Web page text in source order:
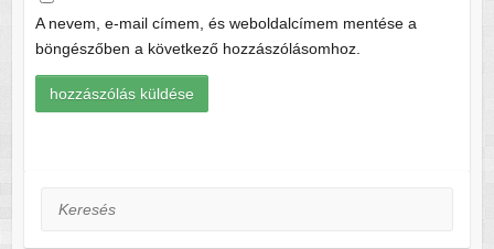
A nevem, e-mail címem, és weboldalcímem mentése a
böngészőben a következő hozzászólásomhoz.
Keresés